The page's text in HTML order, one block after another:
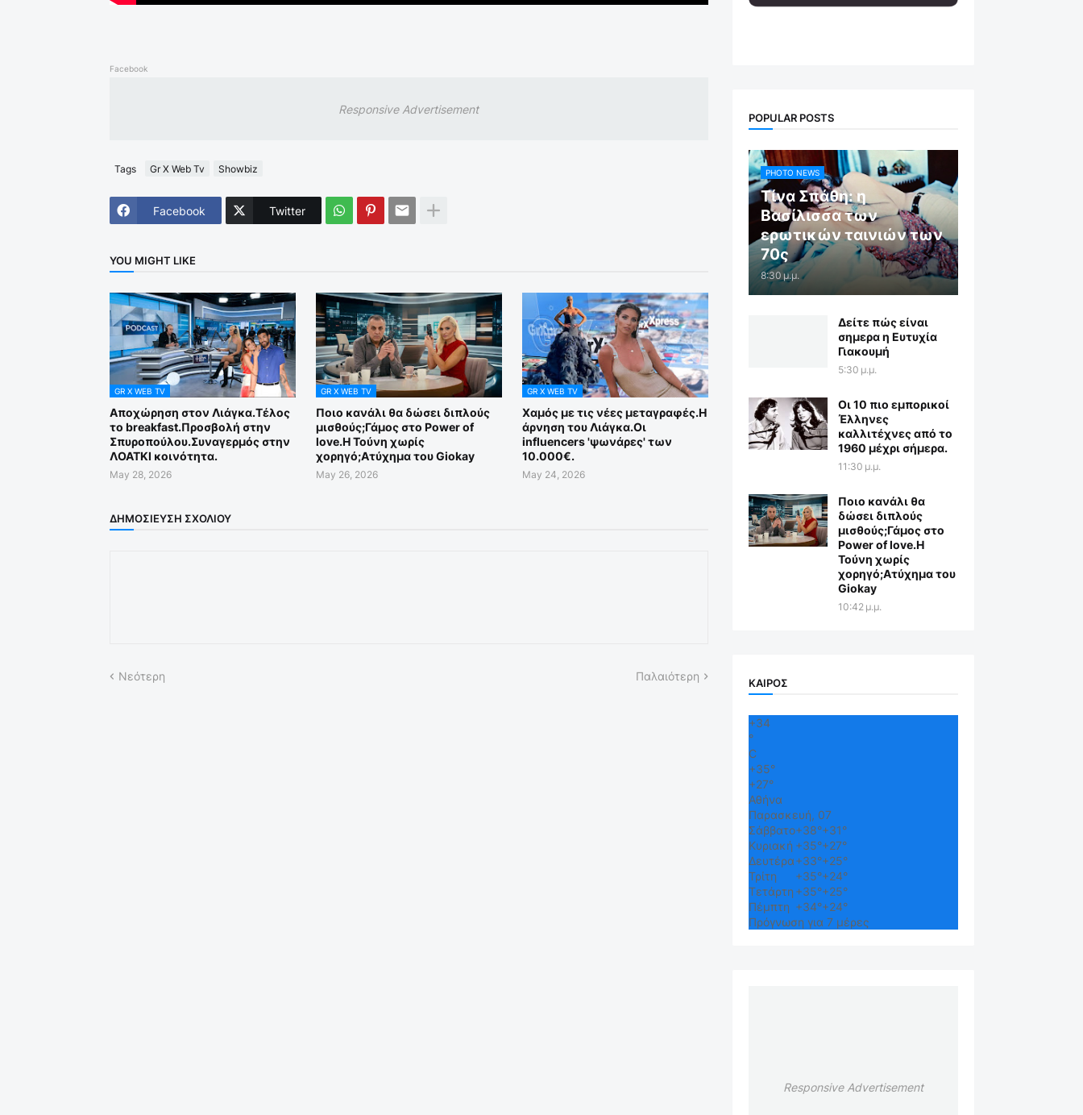
Facebook
Responsive Advertisement
Tags Gr X Web Tv Showbiz
Facebook Twitter
YOU MIGHT LIKE
GR X WEB TV
Αποχώρηση στον Λιάγκα.Τέλος
το breakfast.Προσβολή στην
Σπυροπούλου.Συναγερμός στην
ΛΟΑΤΚΙ κοινότητα.
May 28, 2026
GR X WEB TV
Ποιο κανάλι θα δώσει διπλούς
μισθούς;Γάμος στο Power of
love.Η Τούνη χωρίς
χορηγό;Aτύχημα του Giokay
May 26, 2026
GR X WEB TV
Χαμός με τις νέες μεταγραφές.Η
άρνηση του Λιάγκα.Οι
influencers 'ψωνάρες' των
10.000€.
May 24, 2026
ΔΗΜΟΣΊΕΥΣΗ ΣΧΟΛΊΟΥ
Νεότερη Παλαιότερη
POPULAR POSTS
PHOTO NEWS
Τίνα Σπάθη: η
Βασίλισσα των
ερωτικών ταινιών των
70ς
8:30 μ.μ.
Δείτε πώς είναι
σημερα η Ευτυχία
Γιακουμή
5:30 μ.μ.
Οι 10 πιο εμπορικοί
Έλληνες
καλλιτέχνες από το
1960 μέχρι σήμερα.
11:30 μ.μ.
Ποιο κανάλι θα
δώσει διπλούς
μισθούς;Γάμος στο
Power of love.Η
Τούνη χωρίς
χορηγό;Aτύχημα του
Giokay
10:42 μ.μ.
ΚΑΙΡΟΣ
+34
°
C
+35°
+27°
Αθήνα
Παρασκευή, 07
Σάββατο+38°+31°
Κυριακή +35°+27°
Δευτέρα+33°+25°
Τρίτη
+35°+24°
Τετάρτη +35°+25°
Πέμπτη +34°+24°
Πρόγνωση για 7 μέρες
Responsive Advertisement